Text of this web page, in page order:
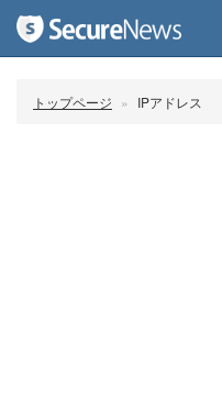
トップページ IPアドレス